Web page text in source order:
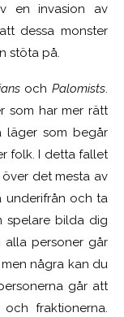
en invasion av
dessa monster
stöta på.
och Palomists.
som har mer rätt
som begår
folk. I detta fallet
det mesta av
underifrån och ta
spelare bilda dig
alla personer går
några kan du
går att
fraktionerna.